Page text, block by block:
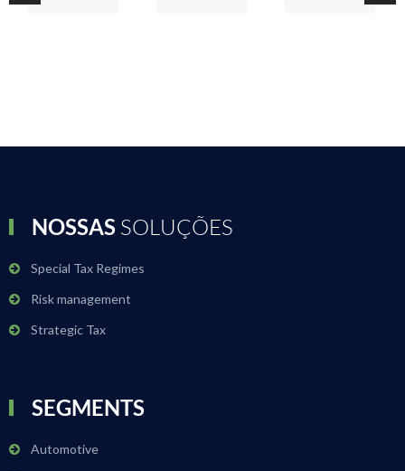
NOSSAS SOLUÇÕES
Special Tax Regimes
Risk management
Strategic Tax
SEGMENTS
Automotive